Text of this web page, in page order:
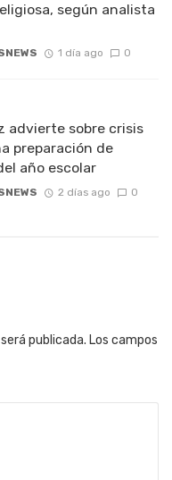
según analista
1 día ago 0
advierte sobre crisis
preparación de
año escolar
2 días ago 0
publicada. Los campos